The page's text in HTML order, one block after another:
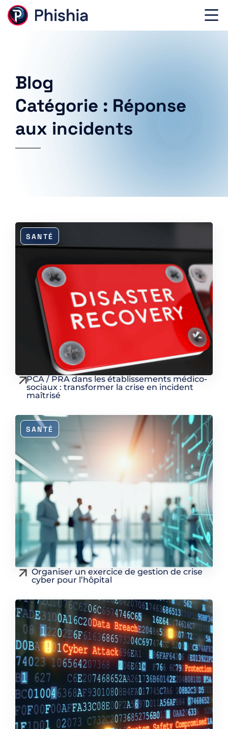
Blog
Catégorie : Réponse
aux incidents
SANTÉ
PCA / PRA dans les établissements médico-
sociaux : transformer la crise en incident
maîtrisé
SANTÉ
Organiser un exercice de gestion de crise
cyber pour l’hôpital